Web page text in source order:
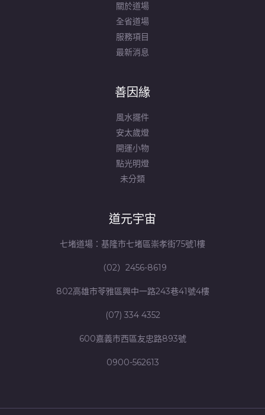
關於道場
全省道場
服務項目
最新消息
善因緣
風水擺件
安太歲燈
開運小物
點光明燈
未分類
道元宇宙
七堵道場：基隆市七堵區崇孝街75號1樓
（02）2456-8619
802高雄市苓雅區興中一路243巷41號4樓
(07) 334 4352
600嘉義市西區友忠路893號
0900-562613